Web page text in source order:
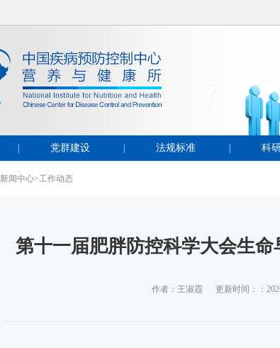
党群建设 法规标准 科
新闻中心>工作动态
第十一届肥胖防控科学大会生
作者：王淑霞 更新时间：：